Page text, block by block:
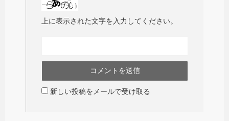
上に表示された文字を入力してください。
新しい投稿をメールで受け取る